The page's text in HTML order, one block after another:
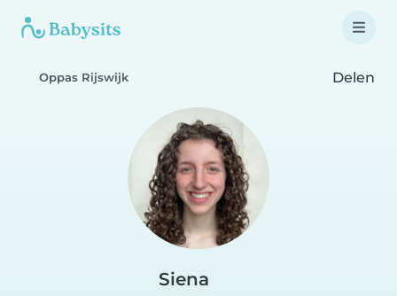
Oppas Rijswijk Delen
Siena